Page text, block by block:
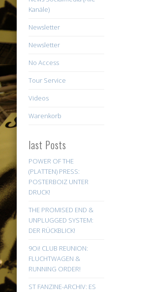
Kanäle)
Newsletter
Newsletter
No Access
Tour Service
Videos
Warenkorb
last Posts
POWER OF THE
(PLATTEN) PRESS:
POSTERBOIZ UNTER
DRUCK!
THE PROMISED END &
UNPLUGGED SYSTEM:
DER RÜCKBLICK!
9Oi! CLUB REUNION:
FLUCHTWAGEN &
RUNNING ORDER!
ST FANZINE-ARCHIV: ES